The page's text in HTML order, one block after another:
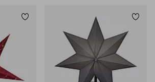
Toevoegen aan favorieten